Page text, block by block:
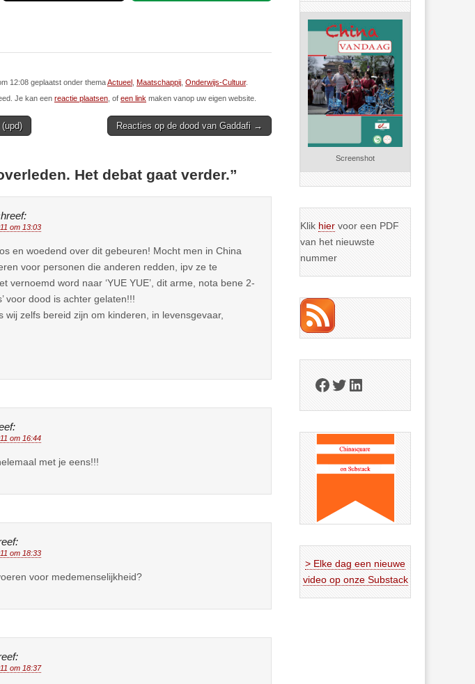
12:08 geplaatst onder themaActueel Maatschappij Onderwijs-Cultuur.
Je kan een reactie plaatsen , of een link maken vanop uw eigen website.
Reacties op de dood van Gaddafi →
Het debat gaat verder.”
om 13:03
en woedend over dit gebeuren! Mocht men in China
voor personen die anderen redden, ipv ze te
vernoemd word naar ‘YUE YUE’, dit arme, nota bene 2-
voor dood is achter gelaten!!!
zelfs bereid zijn om kinderen, in levensgevaar,
om 16:44
met je eens!!!
om 18:33
voor medemenselijkheid?
om 18:37
Screenshot
Klik hier voor een PDF
van het nieuwste
nummer
Facebook
Twitter
LinkedIn
> Elke dag een nieuwe
video op onze Substack